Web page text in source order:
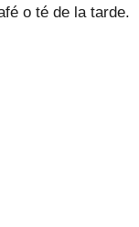
o té de la tarde.